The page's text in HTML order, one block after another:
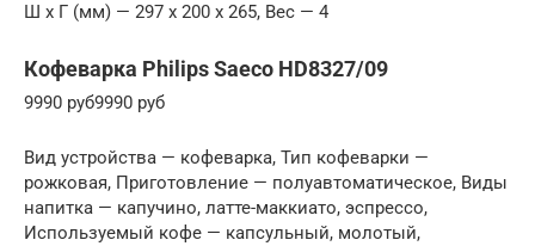
Ш x Г (мм) — 297 x 200 x 265, Вес — 4
Кофеварка Philips Saeco HD8327/09
9990 руб9990 руб
Вид устройства — кофеварка, Тип кофеварки —
рожковая, Приготовление — полуавтоматическое, Виды
напитка — капучино, латте-маккиато, эспрессо,
Используемый кофе — капсульный, молотый,